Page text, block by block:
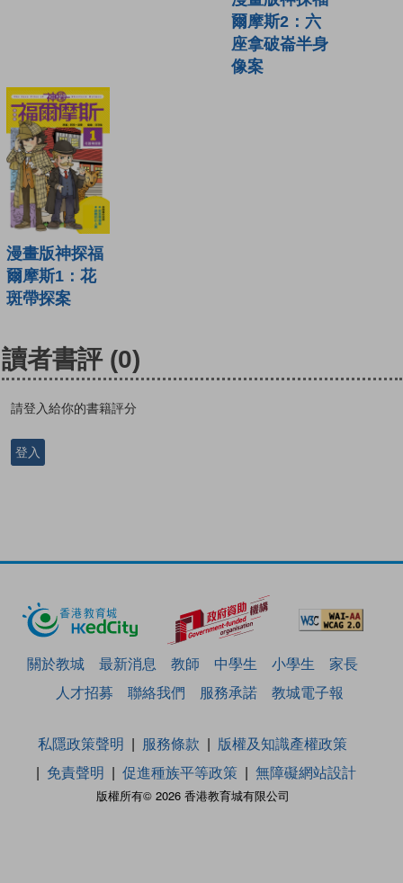
爾摩斯2：六
座拿破崙半身
像案
漫畫版神探福
爾摩斯1：花
斑帶探案
讀者書評 (0)
請登入給你的書籍評分
登入
關於教城 最新消息 教師 中學生 小學生
家長
人才招募
聯絡我們 服務承諾 教城電子報
版權所有© 2026 香港教育城有限公司
私隱政策聲明 服務條款
版權及知識產權政策
免責聲明
促進種族平等政策 無障礙網站設計